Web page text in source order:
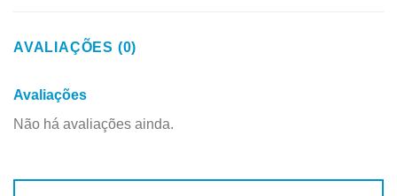
AVALIAÇÕES (0)
Avaliações
Não há avaliações ainda.